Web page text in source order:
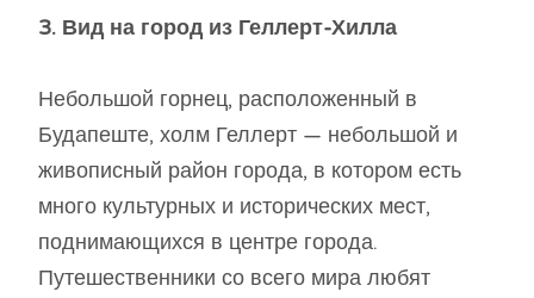
3. Вид на город из Геллерт-Хилла
Небольшой горнец, расположенный в
Будапеште, холм Геллерт — небольшой и
живописный район города, в котором есть
много культурных и исторических мест,
поднимающихся в центре города.
Путешественники со всего мира любят